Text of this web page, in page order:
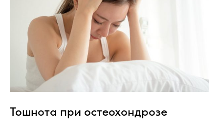
Тошнота при остеохондрозе